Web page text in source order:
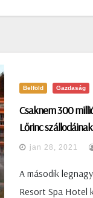
Belföld Gazdaság
Csaknem 300
Lőrinc szállodáinak
jan 28, 2021
A második
Resort Spa Hotel